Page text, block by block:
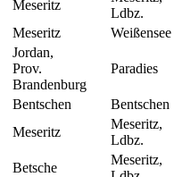
Meseritz
Ldbz.
Meseritz Weißensee
Jordan,
Prov.
Brandenburg
Paradies
Bentschen
Bentschen
Meseritz
Meseritz,
Ldbz.
Betsche
Meseritz,